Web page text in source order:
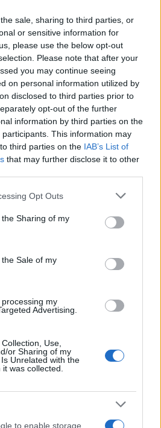
sale, sharing to third parties, or
or sensitive information for
please use the below opt-out
Please note that after your
you may continue seeing
on personal information utilized by
disclosed to third parties prior to
opt-out of the further
information by third parties on the
participants. This information may
third parties on the IAB’s List of
that may further disclose it to other
app uses one or more Google
usage behaviour. You may click to
Google and its third-party tags to
purposes in below Google
Opt Outs
Sharing of my
Sale of my
my
Advertising.
Use,
or Sharing of my
Unrelated with the
was collected.
to enable storage